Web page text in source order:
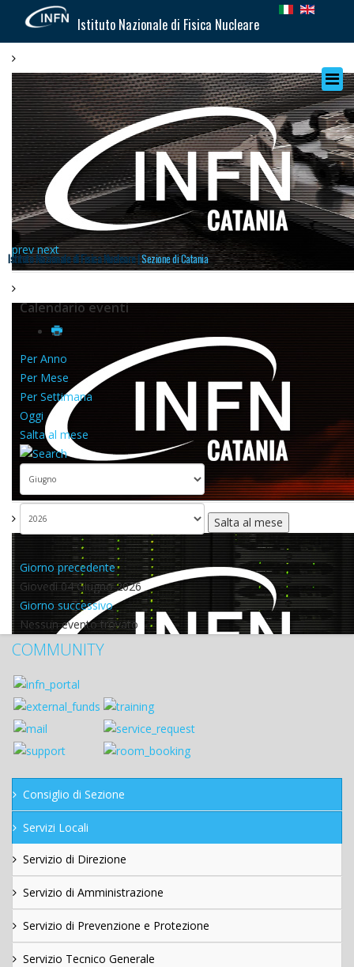
Istituto Nazionale di Fisica Nucleare
prev next
Istituto Nazionale di Fisica Nucleare |Sezione di Catania
Calendario eventi
Per Anno
Per Mese
Per Settimana
Oggi
Salta al mese
Salta al mese
Giorno precedente
Giovedì 04 Giugno 2026
Giorno successivo
Nessun evento trovato
COMMUNITY
Consiglio di Sezione
Servizi Locali
Servizio di Direzione
Servizio di Amministrazione
Servizio di Prevenzione e Protezione
Servizio Tecnico Generale